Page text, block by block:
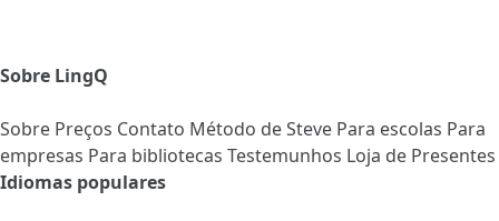
Sobre LingQ
Sobre Preços Contato Método de Steve Para escolas Para
empresas Para bibliotecas Testemunhos Loja de Presentes
Idiomas populares